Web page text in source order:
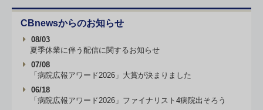
CBnewsからのお知らせ
08/03
夏季休業に伴う配信に関するお知らせ
07/08
「病院広報アワード2026」大賞が決まりました
06/18
「病院広報アワード2026」ファイナリスト4病院出そろう